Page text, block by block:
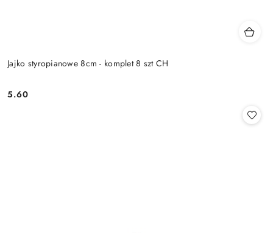
Jajko styropianowe 8cm - komplet 8 szt CH
Cena:
5.60